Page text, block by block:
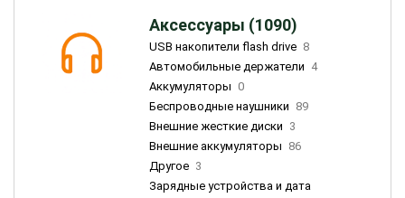
Аксессуары (1090)
USB накопители flash drive 8
Автомобильные держатели 4
Аккумуляторы 0
Беспроводные наушники 89
Внешние жесткие диски 3
Внешние аккумуляторы 86
Другое 3
Зарядные устройства и дата